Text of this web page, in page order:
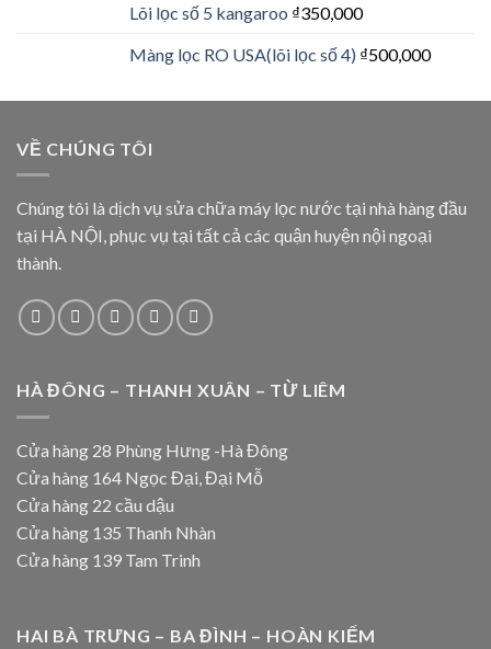
Lõi lọc số 5 kangaroo ₫350,000
Màng lọc RO USA(lõi lọc số 4) ₫500,000
VỀ CHÚNG TÔI
Chúng tôi là dịch vụ sửa chữa máy lọc nước tại nhà hàng đầu
tại HÀ NỘI, phục vụ tại tất cả các quận huyện nội ngoại
thành.
HÀ ĐÔNG – THANH XUÂN – TỪ LIÊM
Cửa hàng 28 Phùng Hưng -Hà Đông
Cửa hàng 164 Ngọc Đại, Đại Mỗ
Cửa hàng 22 cầu dậu
Cửa hàng 135 Thanh Nhàn
Cửa hàng 139 Tam Trinh
HAI BÀ TRƯNG – BA ĐÌNH – HOÀN KIẾM